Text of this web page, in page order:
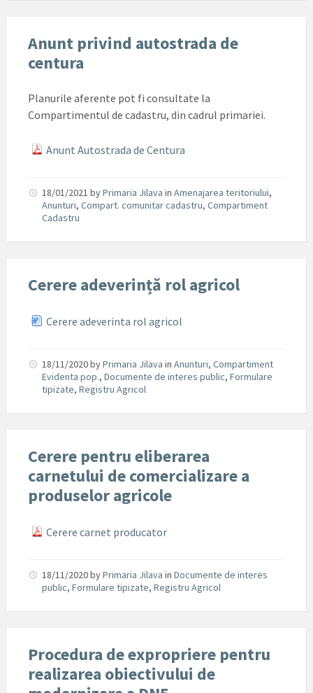
Anunt privind autostrada de
centura
Planurile aferente pot fi consultate la
Compartimentul de cadastru, din cadrul primariei.
Anunt Autostrada de Centura
18/01/2021 byPrimaria Jilava in Amenajarea teritoriului,
Anunturi, Compart. comunitar cadastru, Compartiment
Cadastru
Cerere adeverință rol agricol
Cerere adeverinta rol agricol
18/11/2020byPrimaria Jilava in Anunturi, Compartiment
Evidenta pop., Documente de interes public, Formulare
tipizate, Registru Agricol
Cerere pentru eliberarea
carnetului de comercializare a
produselor agricole
Cerere carnet producator
18/11/2020byPrimaria Jilava in Documente de interes
public, Formulare tipizate, Registru Agricol
Procedura de expropriere pentru
realizarea obiectivului de